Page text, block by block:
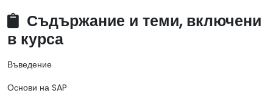
Съдържание и теми, включени
в курса
Въведение
Основи на SAP